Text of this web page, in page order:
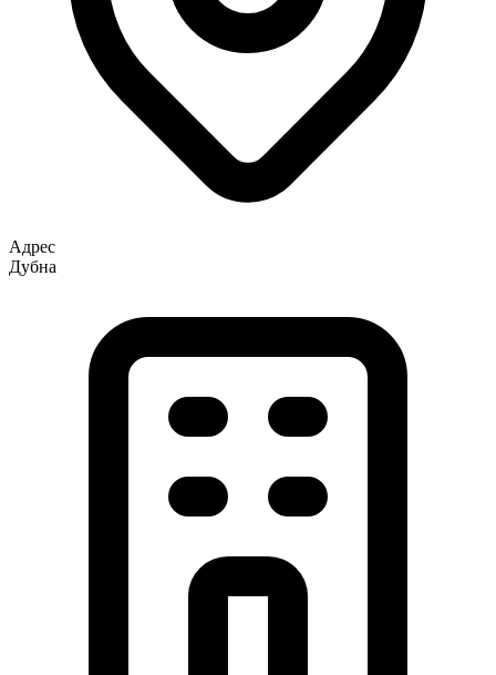
Адрес
Дубна